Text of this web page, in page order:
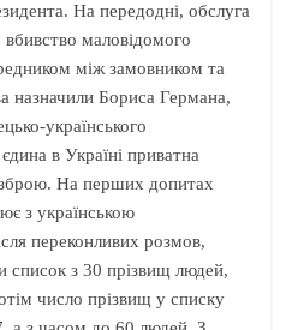
На передодні, обслуга
маловідомого
між замовником та
назначили Бориса Германа,
українського
в Україні приватна
зброю. На перших допитах
з українською
переконливих розмов,
список з 30 прізвищ людей,
число прізвищ у списку